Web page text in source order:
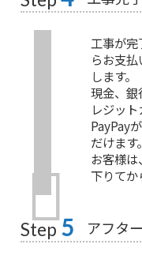
工事が完
らお支
します。
現金、銀
レジット
PayPay
だけます
お客様
下りてか
Step 5 アフタ